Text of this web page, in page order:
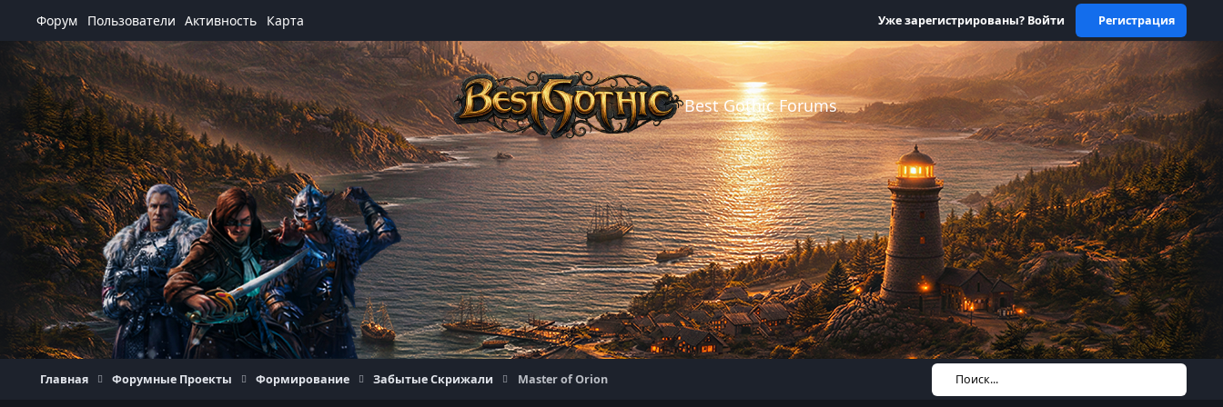
Форум Пользователи Активность Карта Уже зарегистрированы? Войти Регистрация
Best Gothic Forums
Главная Форумные Проекты Формирование Забытые Скрижали Master of Orion Поиск...